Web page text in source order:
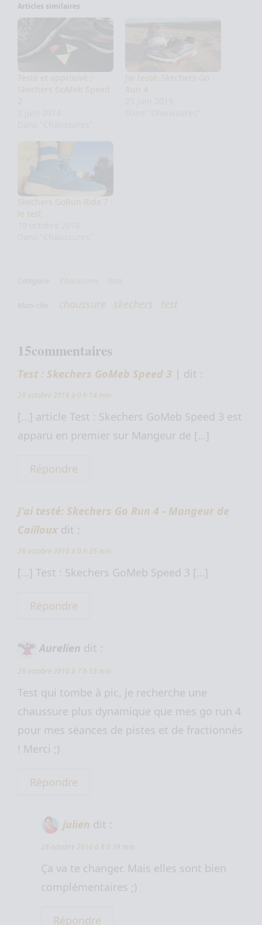
Articles similaires
Testé et approuvé :
Skechers GoMeb Speed
2
J’ai testé: Skechers Go
Run 4
Skechers GoRun Ride 7 :
le test
Chaussures Tests
chaussure skechers test
15commentaires
Test : Skechers GoMeb Speed 3 | dit :
28 octobre 2016 à 0 h 14 min
[…] article Test : Skechers GoMeb Speed 3 est
apparu en premier sur Mangeur de […]
Répondre
J'ai testé: Skechers Go Run 4 - Mangeur de
Cailloux dit :
28 octobre 2016 à 0 h 25 min
[…] Test : Skechers GoMeb Speed 3 […]
Répondre
Aurelien dit :
28 octobre 2016 à 7 h 53 min
Test qui tombe à pic, je recherche une
chaussure plus dynamique que mes go run 4
pour mes séances de pistes et de fractionnés
! Merci ;)
Répondre
julien dit :
28 octobre 2016 à 8 h 39 min
Ça va te changer. Mais elles sont bien
complémentaires ;)
Répondre